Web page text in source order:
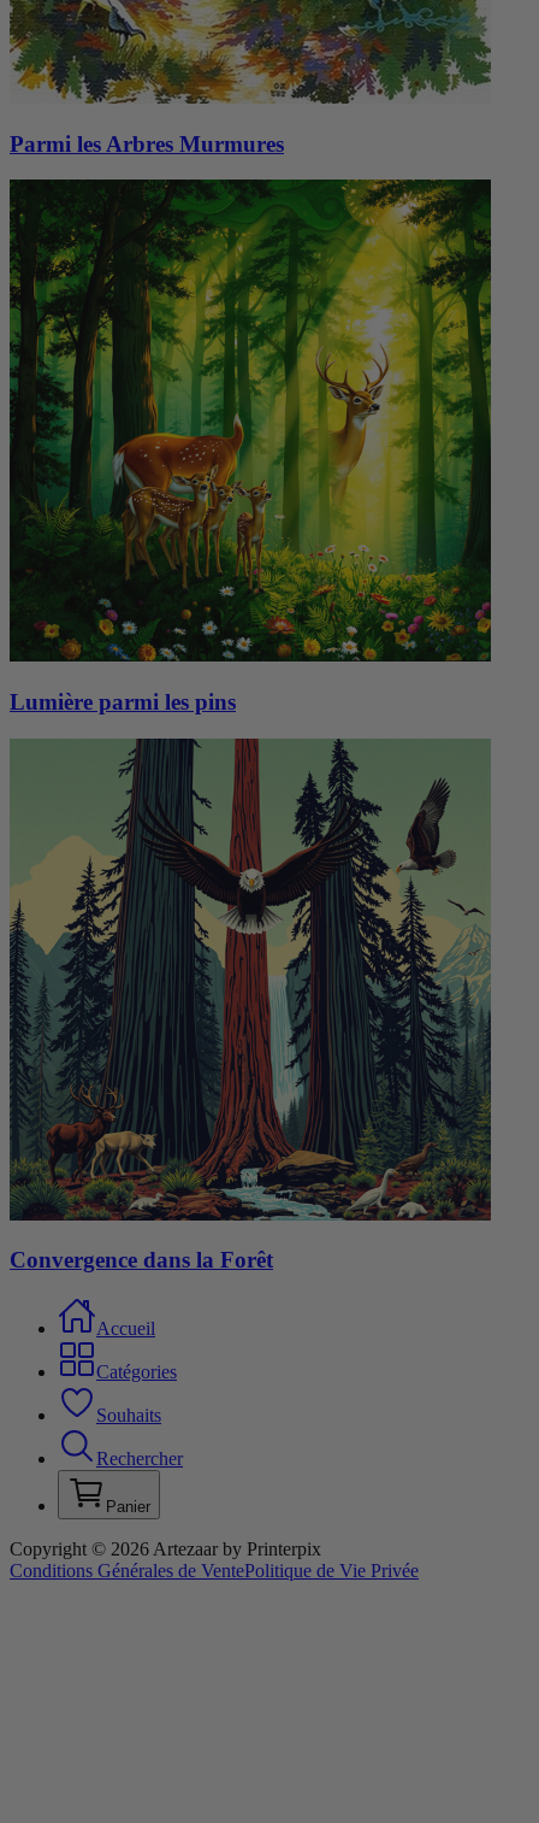
Parmi les Arbres Murmures
Lumière parmi les pins
Convergence dans la Forêt
Accueil
Catégories
Souhaits
Rechercher
Panier
Copyright © 2026 Artezaar by Printerpix
Conditions Générales de VentePolitique de Vie Privée